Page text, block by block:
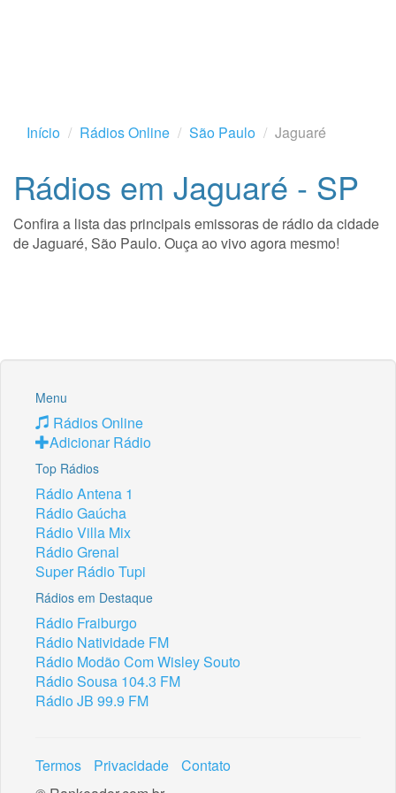
Início Rádios Online São Paulo Jaguaré
Rádios em Jaguaré - SP
Confira a lista das principais emissoras de rádio da cidade
de Jaguaré, São Paulo. Ouça ao vivo agora mesmo!
Menu
Rádios Online
Adicionar Rádio
Top Rádios
Rádio Antena 1
Rádio Gaúcha
Rádio Villa Mix
Rádio Grenal
Super Rádio Tupi
Rádios em Destaque
Rádio Fraiburgo
Rádio Natividade FM
Rádio Modão Com Wisley Souto
Rádio Sousa 104.3 FM
Rádio JB 99.9 FM
Termos Privacidade
Contato